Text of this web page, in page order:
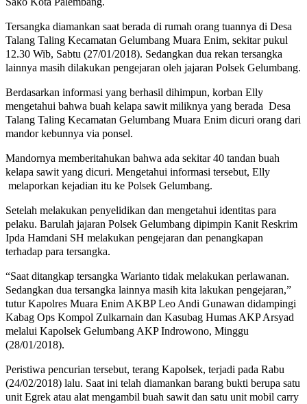
Tersangka diamankan saat berada di rumah orang tuannya di Desa
Talang Taling Kecamatan Gelumbang Muara Enim, sekitar pukul
12.30 Wib, Sabtu (27/01/2018). Sedangkan dua rekan tersangka
lainnya masih dilakukan pengejaran oleh jajaran Polsek Gelumbang.
Berdasarkan informasi yang berhasil dihimpun, korban Elly
mengetahui bahwa buah kelapa sawit miliknya yang berada Desa
Talang Taling Kecamatan Gelumbang Muara Enim dicuri orang dari
mandor kebunnya via ponsel.
Mandornya memberitahukan bahwa ada sekitar 40 tandan buah
kelapa sawit yang dicuri. Mengetahui informasi tersebut, Elly
melaporkan kejadian itu ke Polsek Gelumbang.
Setelah melakukan penyelidikan dan mengetahui identitas para
pelaku. Barulah jajaran Polsek Gelumbang dipimpin Kanit Reskrim
Ipda Hamdani SH melakukan pengejaran dan penangkapan
terhadap para tersangka.
“Saat ditangkap tersangka Warianto tidak melakukan perlawanan.
Sedangkan dua tersangka lainnya masih kita lakukan pengejaran,”
tutur Kapolres Muara Enim AKBP Leo Andi Gunawan didampingi
Kabag Ops Kompol Zulkarnain dan Kasubag Humas AKP Arsyad
melalui Kapolsek Gelumbang AKP Indrowono, Minggu
(28/01/2018).
Peristiwa pencurian tersebut, terang Kapolsek, terjadi pada Rabu
(24/02/2018) lalu. Saat ini telah diamankan barang bukti berupa satu
unit Egrek atau alat mengambil buah sawit dan satu unit mobil carry